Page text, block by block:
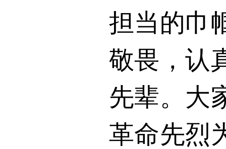
担当的巾
敬畏，认
先辈。大
革命先烈